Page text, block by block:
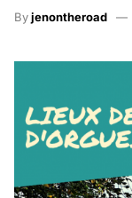
Byjenontheroad